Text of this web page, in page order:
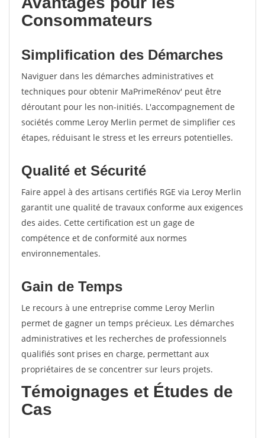
Consommateurs
Simplification des Démarches
Naviguer dans les démarches administratives et
techniques pour obtenir MaPrimeRénov' peut être
déroutant pour les non-initiés. L'accompagnement de
sociétés comme Leroy Merlin permet de simplifier ces
étapes, réduisant le stress et les erreurs potentielles.
Qualité et Sécurité
Faire appel à des artisans certifiés RGE via Leroy Merlin
garantit une qualité de travaux conforme aux exigences
des aides. Cette certification est un gage de
compétence et de conformité aux normes
environnementales.
Gain de Temps
Le recours à une entreprise comme Leroy Merlin
permet de gagner un temps précieux. Les démarches
administratives et les recherches de professionnels
qualifiés sont prises en charge, permettant aux
propriétaires de se concentrer sur leurs projets.
Témoignages et Études de
Cas